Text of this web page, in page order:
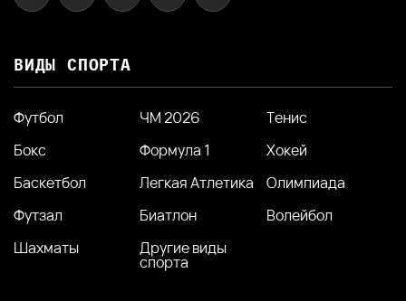
ВИДЫ СПОРТА
Футбол ЧМ 2026
Тенис
Бокс
Формула 1
Хокей
Баскетбол
Легкая Атлетика
Олимпиада
Футзал
Биатлон
Волейбол
Шахматы
Другие виды
спорта